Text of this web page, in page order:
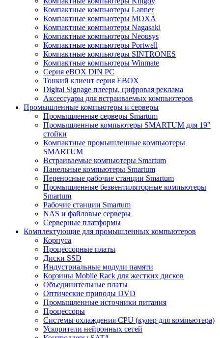
Компактные компьютеры Lanner
Компактные компьютеры MOXA
Компактные компьютеры Nagasaki
Компактные компьютеры Neousys
Компактные компьютеры Portwell
Компактные компьютеры SINTRONES
Компактные компьютеры Winmate
Серия eBOX DIN PC
Тонкий клиент серия EBOX
Digital Signage плееры, цифровая реклама
Аксессуары для встраиваемых компьютеров
Промышленные компьютеры и серверы
Промышленные серверы Smartum
Промышленные компьютеры SMARTUM для 19"
стойки
Компактные промышленные компьютеры
SMARTUM
Встраиваемые компьютеры Smartum
Панельные компьютеры Smartum
Переносные рабочие станции Smartum
Промышленные безвентиляторные компьютеры
Smartum
Рабочие станции Smartum
NAS и файловые серверы
Серверные платформы
Комплектующие для промышленных компьютеров
Корпуса
Процессорные платы
Диски SSD
Индустриальные модули памяти
Корзины Mobile Rack для жестких дисков
Объединительные платы
Оптические приводы DVD
Промышленные источники питания
Процессоры
Системы охлаждения CPU (кулер для компьютера)
Ускорители нейронных сетей